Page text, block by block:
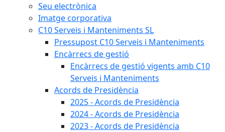
Seu electrònica
Imatge corporativa
C10 Serveis i Manteniments SL
Pressupost C10 Serveis i Manteniments
Encàrrecs de gestió
Encàrrecs de gestió vigents amb C10
Serveis i Manteniments
Acords de Presidència
2025 - Acords de Presidència
2024 - Acords de Presidència
2023 - Acords de Presidència